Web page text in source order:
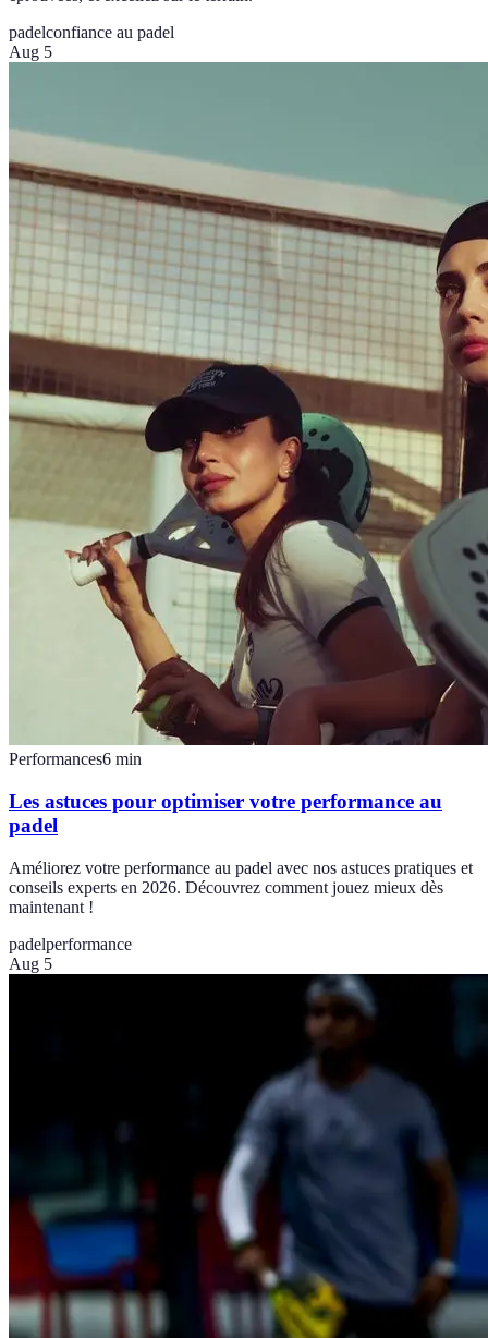
padelconfiance au padel
Aug 5
Performances6 min
Les astuces pour optimiser votre performance au
padel
Améliorez votre performance au padel avec nos astuces pratiques et
conseils experts en 2026. Découvrez comment jouez mieux dès
maintenant !
padelperformance
Aug 5